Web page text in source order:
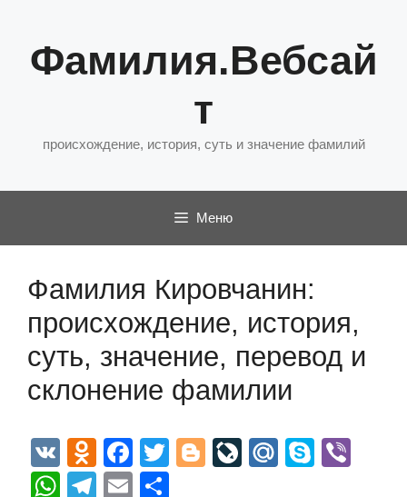
содержимому
Фамилия.Вебсай
т
происхождение, история, суть и значение фамилий
Меню
Фамилия Кировчанин:
происхождение, история,
суть, значение, перевод и
склонение фамилии
V
K
O
d
F
a
T
Bl
Li
M
S
W
T
E